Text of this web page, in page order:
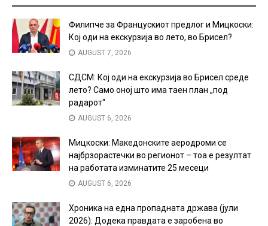
Филипче за Францускиот предлог и Мицкоски:
Кој оди на екскурзија во лето, во Брисел?
AUGUST 7, 2026
СДСМ: Кој оди на екскурзија во Брисел среде
лето? Само оној што има таен план „под
радарот“
AUGUST 6, 2026
Мицкоски: Македонските аеродроми се
најбрзорастечки во регионот – тоа е резултат
на работата изминатите 25 месеци
AUGUST 6, 2026
Хроника на една пропадната држава (јули
2026): Додека правдата е заробена во